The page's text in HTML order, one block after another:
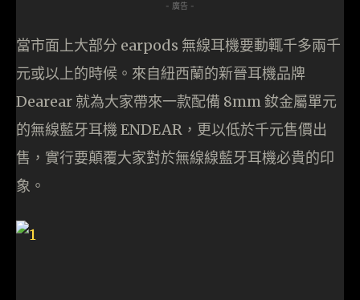
- 廣告 -
當市面上大部分 earpods 無線耳機要動輒千多兩千
元或以上的時候。來自紐西蘭的新晉耳機品牌
Dearear 就為大家帶來一款配備 8mm 釹金屬單元
的無線藍牙耳機 ENDEAR，更以低於千元售價出
售，實行要顛覆大家對於無線線藍牙耳機必貴的印
象。